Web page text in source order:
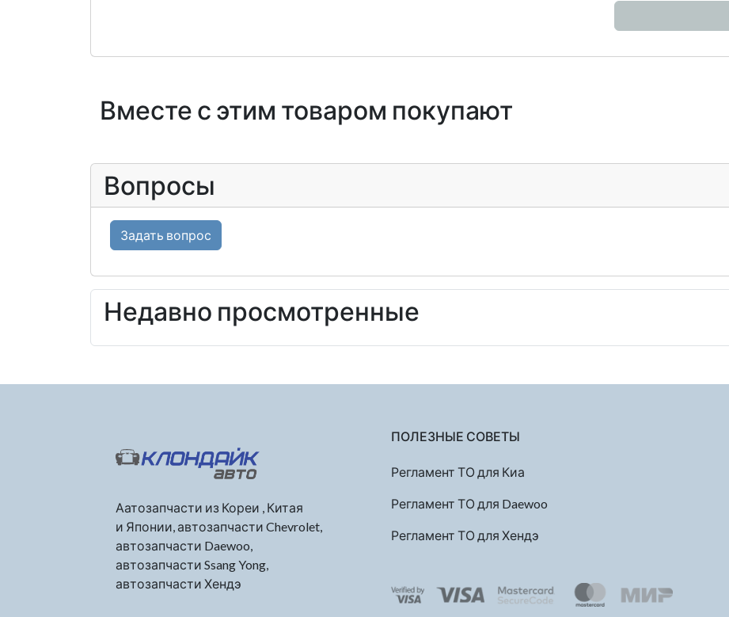
Вместе с этим товаром покупают
Вопросы
Задать вопрос
Недавно просмотренные
Аатозапчасти из Кореи , Китая
и Японии, автозапчасти Chevrolet,
автозапчасти Daewoo,
автозапчасти Ssang Yong,
автозапчасти Хендэ
ПОЛЕЗНЫЕ СОВЕТЫ
Регламент ТО для Киа
Регламент ТО для Daewoo
Регламент ТО для Хендэ